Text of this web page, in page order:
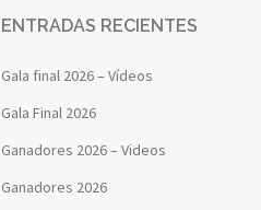
ENTRADAS RECIENTES
Gala final 2026 – Vídeos
Gala Final 2026
Ganadores 2026 – Videos
Ganadores 2026